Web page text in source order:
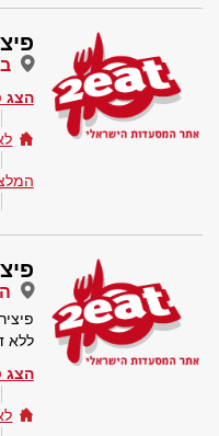
הצג
ללא
הצג